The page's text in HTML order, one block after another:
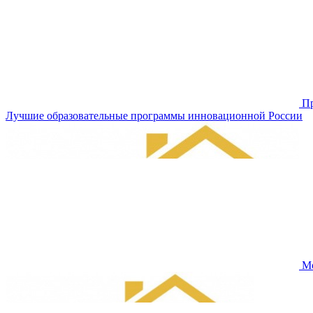
Лучшие образовательные программы инновационной России